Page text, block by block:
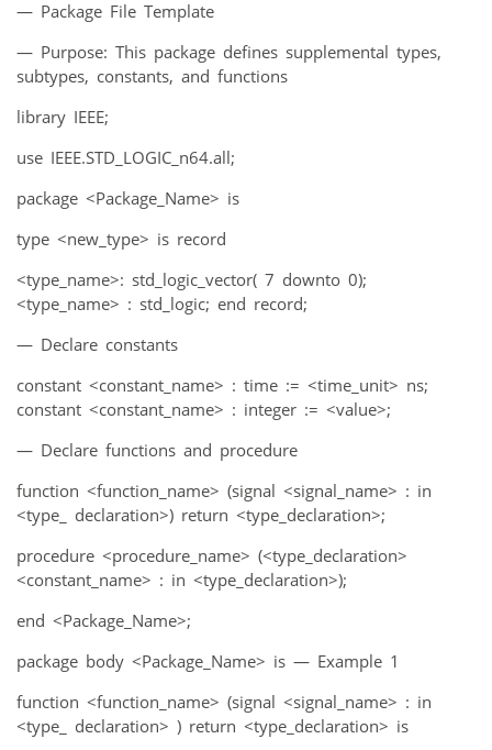
— Package File Template
— Purpose: This package defines supplemental types,
subtypes, constants, and functions
library IEEE;
use IEEE.STD_LOGIC_n64.all;
package <Package_Name> is
type <new_type> is record
<type_name>: std_logic_vector( 7 downto 0);
<type_name> : std_logic; end record;
— Declare constants
constant <constant_name> : time := <time_unit> ns;
constant <constant_name> : integer := <value>;
— Declare functions and procedure
function <function_name> (signal <signal_name> : in
<type_ declaration>) return <type_declaration>;
procedure <procedure_name> (<type_declaration>
<constant_name> : in <type_declaration>);
end <Package_Name>;
package body <Package_Name> is — Example 1
function <function_name> (signal <signal_name> : in
<type_ declaration> ) return <type_declaration> is